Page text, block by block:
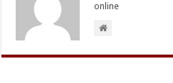
online